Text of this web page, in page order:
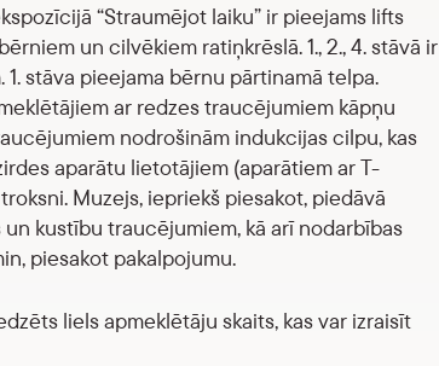
“Straumējot laiku” ir pieejams lifts
un cilvēkiem ratiņkrēslā. 1., 2., 4. stāvā ir
stāva pieejama bērnu pārtinamā telpa.
ar redzes traucējumiem kāpņu
nodrošinām indukcijas cilpu, kas
aparātu lietotājiem (aparātiem ar T-
Muzejs, iepriekš piesakot, piedāvā
kustību traucējumiem, kā arī nodarbības
piesakot pakalpojumu.
liels apmeklētāju skaits, kas var izraisīt